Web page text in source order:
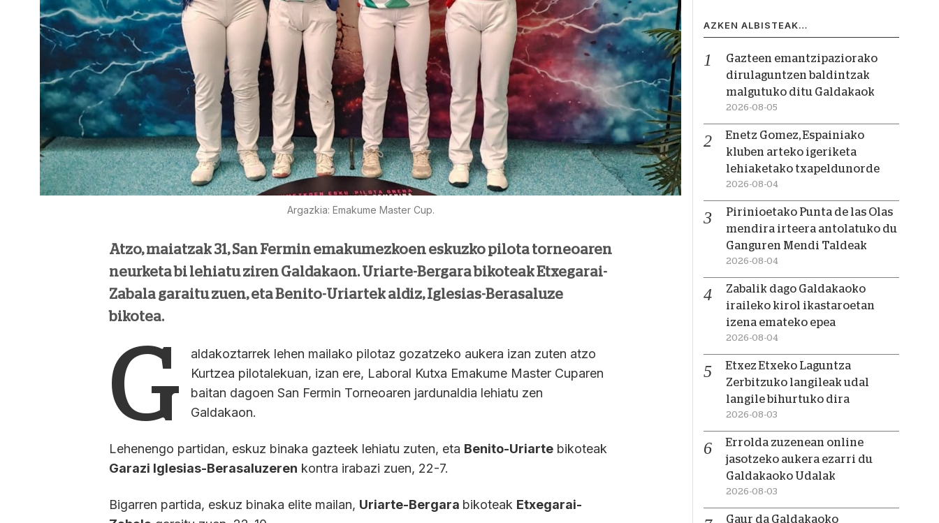
Argazkia: Emakume Master Cup.
Atzo, maiatzak 31, San Fermin emakumezkoen eskuzko pilota torneoaren
neurketa bi lehiatu ziren Galdakaon. Uriarte-Bergara bikoteak Etxegarai-
Zabala garaitu zuen, eta Benito-Uriartek aldiz, Iglesias-Berasaluze
bikotea.
G
aldakoztarrek lehen mailako pilotaz gozatzeko aukera izan zuten atzo
Kurtzea pilotalekuan, izan ere, Laboral Kutxa Emakume Master Cuparen
baitan dagoen San Fermin Torneoaren jardunaldia lehiatu zen
Galdakaon.
Lehenengo partidan, eskuz binaka gazteek lehiatu zuten, eta Benito-Uriarte bikoteak
Garazi Iglesias-Berasaluzeren kontra irabazi zuen, 22-7.
Bigarren partida, eskuz binaka elite mailan, Uriarte-Bergara bikoteak Etxegarai-
AZKEN ALBISTEAK…
Gazteen emantzipaziorako
dirulaguntzen baldintzak
malgutuko ditu Galdakaok
2026-08-05
Enetz Gomez, Espainiako
kluben arteko igeriketa
lehiaketako txapeldunorde
2026-08-04
Pirinioetako Punta de las Olas
mendira irteera antolatuko du
Ganguren Mendi Taldeak
2026-08-04
Zabalik dago Galdakaoko
iraileko kirol ikastaroetan
izena emateko epea
2026-08-04
Etxez Etxeko Laguntza
Zerbitzuko langileak udal
langile bihurtuko dira
2026-08-03
Errolda zuzenean online
jasotzeko aukera ezarri du
Galdakaoko Udalak
2026-08-03
Gaur da Galdakaoko